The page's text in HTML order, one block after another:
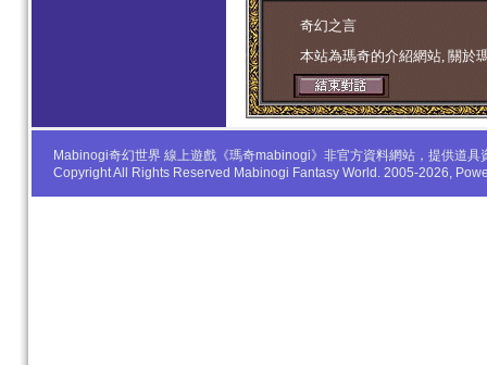
学生妹 奇幻之言
本站為瑪奇的介紹網站, 關於
Mabinogi奇幻世界 線上遊戲《瑪奇mabinogi》非官方資料網站，提供道
Copyright All Rights Reserved Mabinogi Fantasy World. 2005-2026,